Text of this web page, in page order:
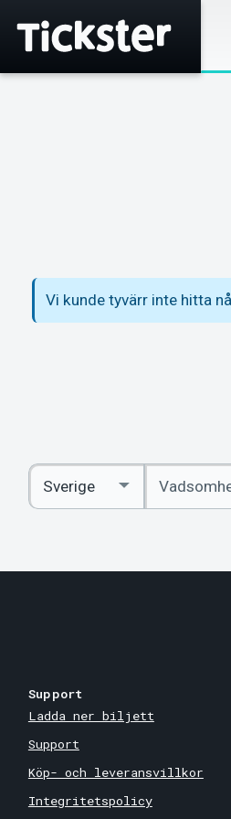
Vi kunde tyvärr inte hitta
Ange
sökord
Select
Country
Support
Ladda ner biljett
Support
Köp- och leveransvillkor
Integritetspolicy